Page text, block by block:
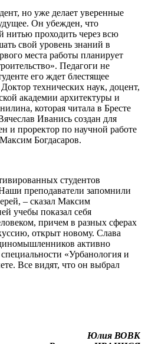
но уже делает уверенные
Он убежден, что
нитью проходить через всю
свой уровень знаний в
места работы планирует
Педагоги не
его ждет блестящее
технических наук, доцент,
академии архитектуры и
которая читала в Бресте
Иванись создан для
и проректор по научной работе
Богдасаров.
студентов
Наши преподаватели запомнили
– сказал Максим
учебы показал себя
причем в разных сферах
открыт новому. Слава
активно
«Урбанология и
Все видят, что он выбрал
Юлия ВОВК